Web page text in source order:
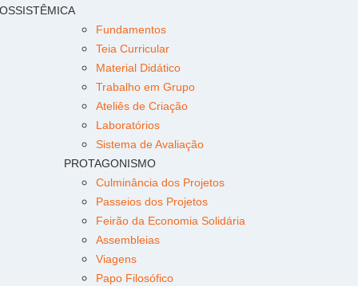
Fundamentos
Teia Curricular
Material Didático
Trabalho em Grupo
Ateliês de Criação
Laboratórios
Sistema de Avaliação
PROTAGONISMO
Culminância dos Projetos
Passeios dos Projetos
Feirão da Economia Solidária
Assembleias
Viagens
Papo Filosófico